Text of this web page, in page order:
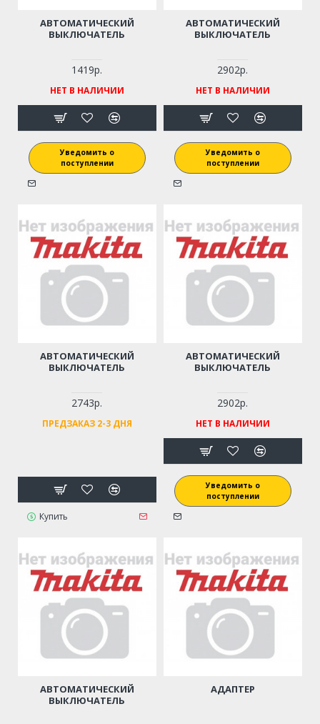
АВТОМАТИЧЕСКИЙ
ВЫКЛЮЧАТЕЛЬ
1419р.
НЕТ В НАЛИЧИИ
Уведомить о
поступлении
АВТОМАТИЧЕСКИЙ
ВЫКЛЮЧАТЕЛЬ
2902р.
НЕТ В НАЛИЧИИ
Уведомить о
поступлении
АВТОМАТИЧЕСКИЙ
ВЫКЛЮЧАТЕЛЬ
2743р.
ПРЕДЗАКАЗ 2-3 ДНЯ
Купить
АВТОМАТИЧЕСКИЙ
ВЫКЛЮЧАТЕЛЬ
2902р.
НЕТ В НАЛИЧИИ
Уведомить о
поступлении
АВТОМАТИЧЕСКИЙ
ВЫКЛЮЧАТЕЛЬ
АДАПТЕР